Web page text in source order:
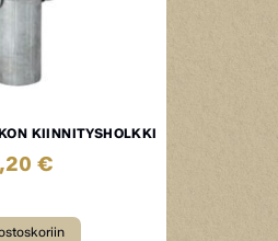
KIINNITYSHOLKKI
€